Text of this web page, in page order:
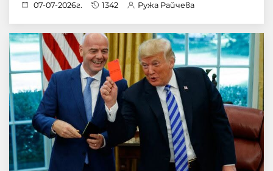
07-07-2026г. 1342 Ружа Райчева